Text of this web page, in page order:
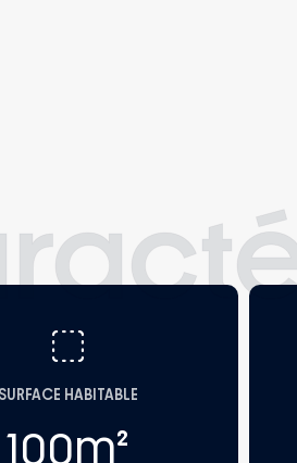
SURFACE HABITABLE
100m²